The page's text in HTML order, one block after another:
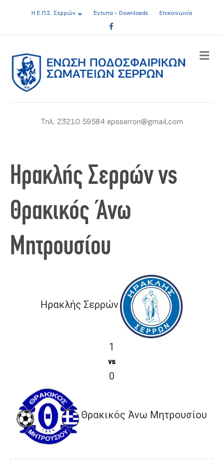
Η Ε.Π.Σ. Σερρών Έντυπα – Downloads
Επικοινωνία
Facebook
Τηλ. 23210 59584 epsserron@gmail.com
Ηρακλής Σερρών vs
Θρακικός Άνω
Μητρουσίου
Ηρακλής Σερρών
1
vs
0
Θρακικός Άνω Μητρουσίου